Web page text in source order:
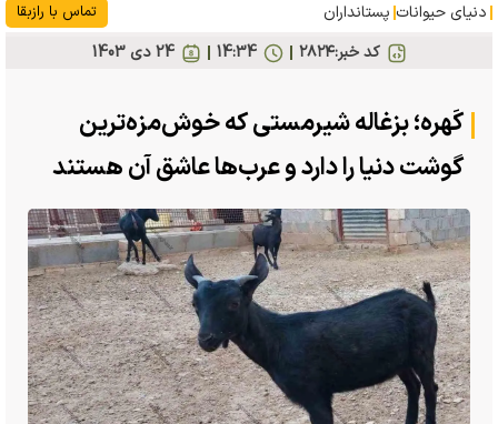
دنیای حیوانات پستانداران تماس با رازبقا
کد خبر:۲۸۲۴ 24 دی 1403 14:34
کَهره؛ بزغاله شیرمستی که خوش‌مزه‌ترین
گوشت دنیا را دارد و عرب‎‌ها عاشق آن هستند